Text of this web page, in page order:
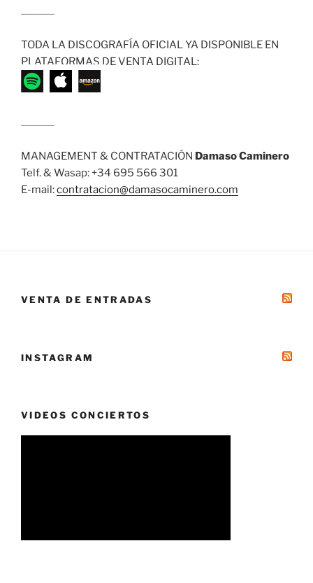
TODA LA DISCOGRAFÍA OFICIAL YA DISPONIBLE EN
PLATAFORMAS DE VENTA DIGITAL:
MANAGEMENT & CONTRATACIÓN Damaso Caminero
Telf. & Wasap: +34 695 566 301
E-mail:contratacion@damasocaminero.com
VENTA DE ENTRADAS
INSTAGRAM
VIDEOS CONCIERTOS